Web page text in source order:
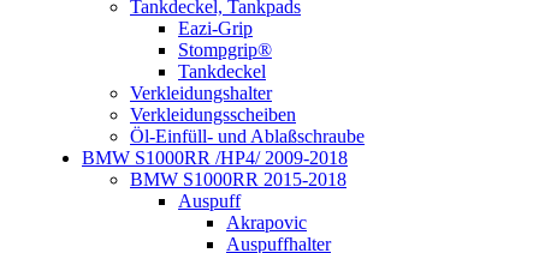
Tankdeckel, Tankpads
Eazi-Grip
Stompgrip®
Tankdeckel
Verkleidungshalter
Verkleidungsscheiben
Öl-Einfüll- und Ablaßschraube
BMW S1000RR /HP4/ 2009-2018
BMW S1000RR 2015-2018
Auspuff
Akrapovic
Auspuffhalter